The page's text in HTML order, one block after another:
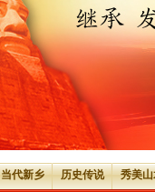
当代新乡 历史传说 秀美